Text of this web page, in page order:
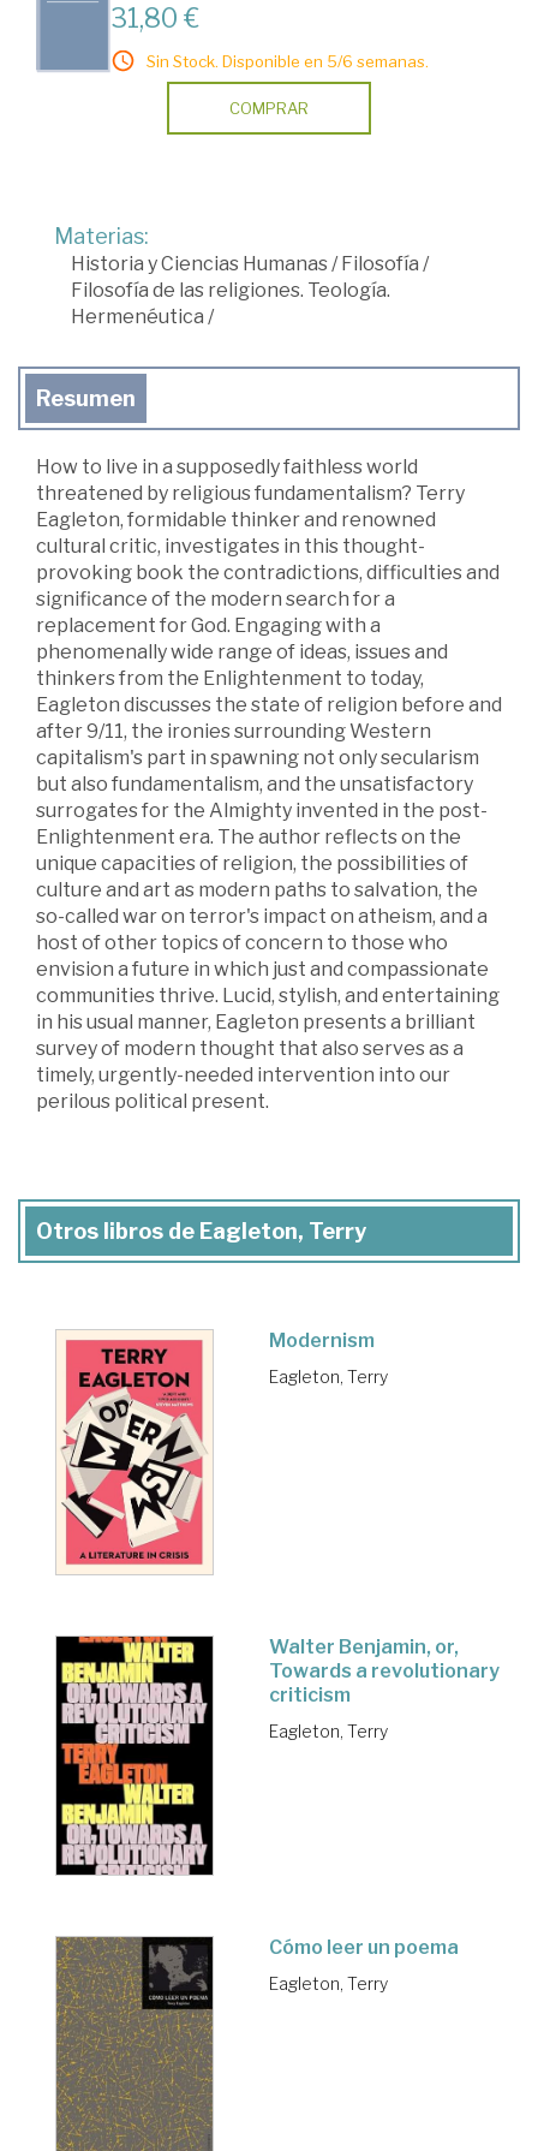
31,80 €
Sin Stock. Disponible en 5/6 semanas.
COMPRAR
Materias:
Historia y Ciencias Humanas/ Filosofía /
Filosofía de las religiones. Teología.
Hermenéutica /
Resumen
How to live in a supposedly faithless world
threatened by religious fundamentalism? Terry
Eagleton, formidable thinker and renowned
cultural critic, investigates in this thought-
provoking book the contradictions, difficulties and
significance of the modern search for a
replacement for God. Engaging with a
phenomenally wide range of ideas, issues and
thinkers from the Enlightenment to today,
Eagleton discusses the state of religion before and
after 9/11, the ironies surrounding Western
capitalism's part in spawning not only secularism
but also fundamentalism, and the unsatisfactory
surrogates for the Almighty invented in the post-
Enlightenment era. The author reflects on the
unique capacities of religion, the possibilities of
culture and art as modern paths to salvation, the
so-called war on terror's impact on atheism, and a
host of other topics of concern to those who
envision a future in which just and compassionate
communities thrive. Lucid, stylish, and entertaining
in his usual manner, Eagleton presents a brilliant
survey of modern thought that also serves as a
timely, urgently-needed intervention into our
perilous political present.
Otros libros de Eagleton, Terry
Modernism
Eagleton, Terry
Walter Benjamin, or,
Towards a revolutionary
criticism
Eagleton, Terry
Cómo leer un poema
Eagleton, Terry